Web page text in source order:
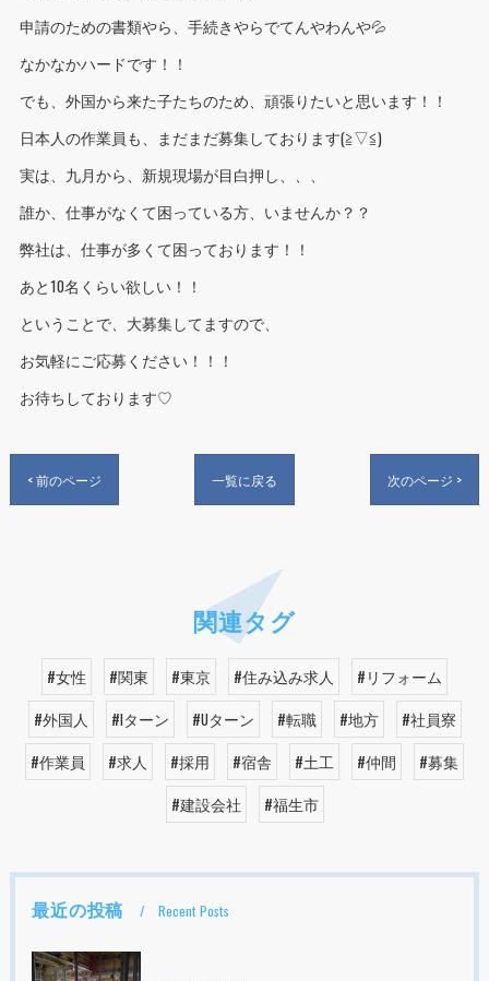
申請のための書類やら、手続きやらでてんやわんや💦
なかなかハードです！！
でも、外国から来た子たちのため、頑張りたいと思います！！
日本人の作業員も、まだまだ募集しております(≧▽≦)
実は、九月から、新規現場が目白押し、、、
誰か、仕事がなくて困っている方、いませんか？？
弊社は、仕事が多くて困っております！！
あと10名くらい欲しい！！
ということで、大募集してますので、
お気軽にご応募ください！！！
お待ちしております♡
< 前のページ 一覧に戻る 次のページ >
関連タグ
#女性 #関東 #東京 #住み込み求人
#リフォーム
#外国人
#Iターン #Uターン #転職 #地方
#社員寮
#作業員
#求人 #採用 #宿舎 #土工 #仲間
#募集
#建設会社
#福生市
最近の投稿 Recent Posts